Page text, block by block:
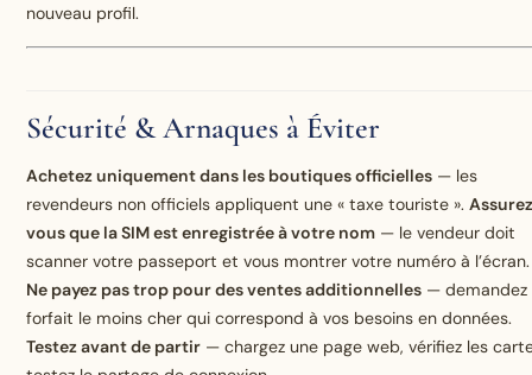
nouveau profil.
Sécurité & Arnaques à Éviter
Achetez uniquement dans les boutiques officielles — les
revendeurs non officiels appliquent une « taxe touriste ».
vous que la SIM est enregistrée à votre nom — le vendeur doit
scanner votre passeport et vous montrer votre numéro à l’écran.
Ne payez pas trop pour des ventes additionnelles — demandez
forfait le moins cher qui correspond à vos besoins en données.
Testez avant de partir — chargez une page web, vérifiez les